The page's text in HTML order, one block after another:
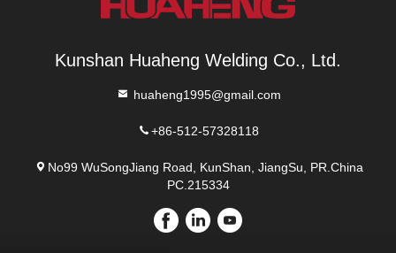
Kunshan Huaheng Welding Co., Ltd.
huaheng1995@gmail.com
+86-512-57328118
No99 WuSongJiang Road, KunShan, JiangSu, PR.China
PC.215334